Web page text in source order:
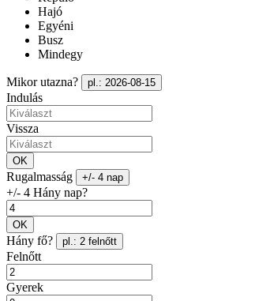
Hajó
Egyéni
Busz
Mindegy
Mikor utazna? pl.: 2026-08-15
Indulás
Vissza
OK
Rugalmasság +/- 4 nap
+/- 4 Hány nap?
OK
Hány fő? pl.: 2 felnőtt
Felnőtt
Gyerek